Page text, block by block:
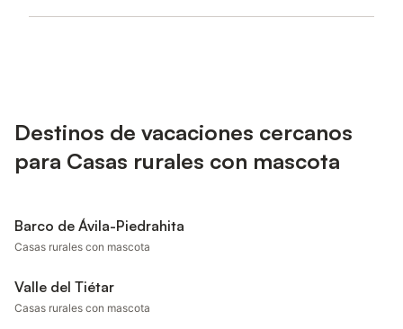
Destinos de vacaciones cercanos
para Casas rurales con mascota
Barco de Ávila-Piedrahita
Casas rurales con mascota
Valle del Tiétar
Casas rurales con mascota